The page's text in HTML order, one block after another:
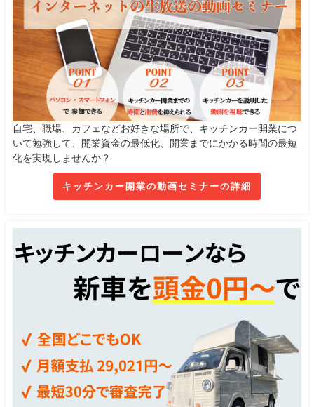
自宅、職場、カフェなどお好きな場所で、キッチンカー開業につ
いて勉強して、開業資金の最低化、開業までにかかる時間の最短
化を実現しませんか？
キッチンカー開業の動画セミナーの詳細